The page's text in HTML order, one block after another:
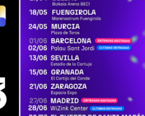
Ver noticia